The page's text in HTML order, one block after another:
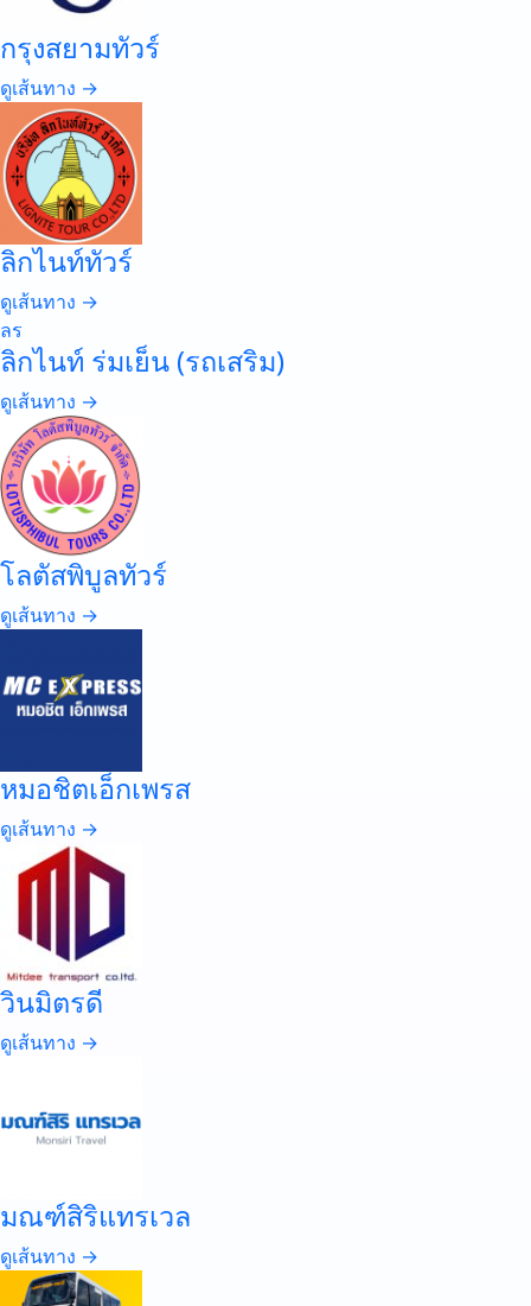
กรุงสยามทัวร์
ดูเส้นทาง →
ลิกไนท์ทัวร์
ดูเส้นทาง →
ลร
ลิกไนท์ ร่มเย็น (รถเสริม)
ดูเส้นทาง →
โลตัสพิบูลทัวร์
ดูเส้นทาง →
หมอชิตเอ็กเพรส
ดูเส้นทาง →
วินมิตรดี
ดูเส้นทาง →
มณฑ์สิริแทรเวล
ดูเส้นทาง →